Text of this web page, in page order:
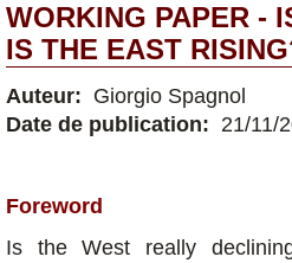
WORKING PAPER -
IS THE EAST
Auteur: Giorgio Spagnol
Date de publication: 21/11/
Foreword
Is the West really